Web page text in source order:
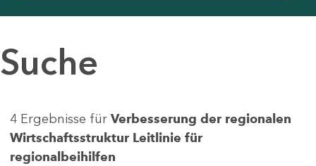
Suche
4 Ergebnisse für Verbesserung der regionalen
Wirtschaftsstruktur Leitlinie für
regionalbeihilfen